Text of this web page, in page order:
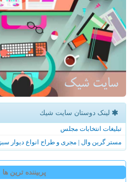
لینک دوستان سایت شیك
تبلیغات انتخابات مجلس
مستر گرین وال | مجری و طراح انواع دیوار سبز
پربیننده ترین ها